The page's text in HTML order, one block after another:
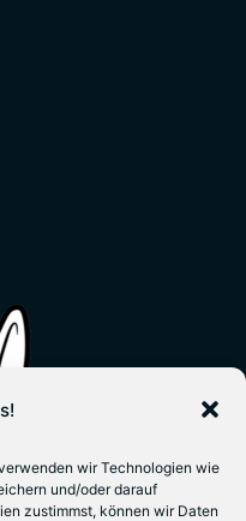
wir Technologien wie
und/oder darauf
zustimmst, können wir Daten